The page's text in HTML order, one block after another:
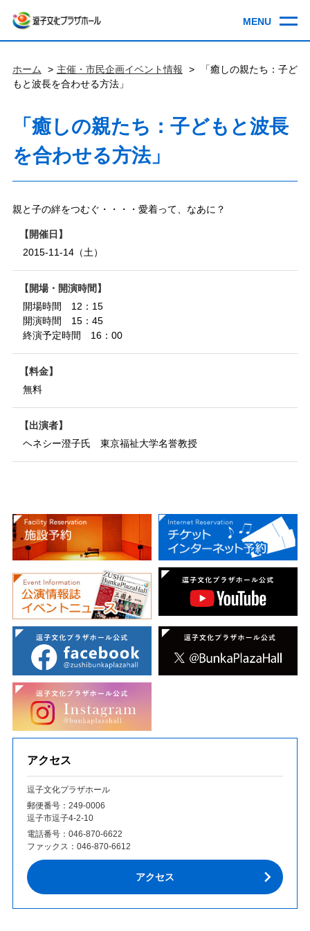
ホーム 主催・市民企画イベント情報
「癒しの親たち：子ど
もと波長を合わせる方法」
「癒しの親たち：子どもと波長
を合わせる方法」
親と子の絆をつむぐ・・・・愛着って、なあに？
開催日
2015-11-14（土）
開場・開演時間
開場時間 12：15
開演時間 15：45
終演予定時間 16：00
料金
無料
出演者
ヘネシー澄子氏 東京福祉大学名誉教授
アクセス
逗子文化プラザホール
郵便番号：249‐0006
逗子市逗子4-2-10
電話番号： 046-870-6622
ファックス： 046-870-6612
アクセス